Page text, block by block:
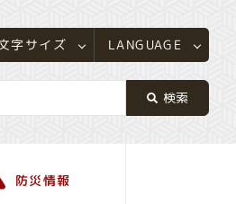
字サイズ LANGUAGE
防災情報